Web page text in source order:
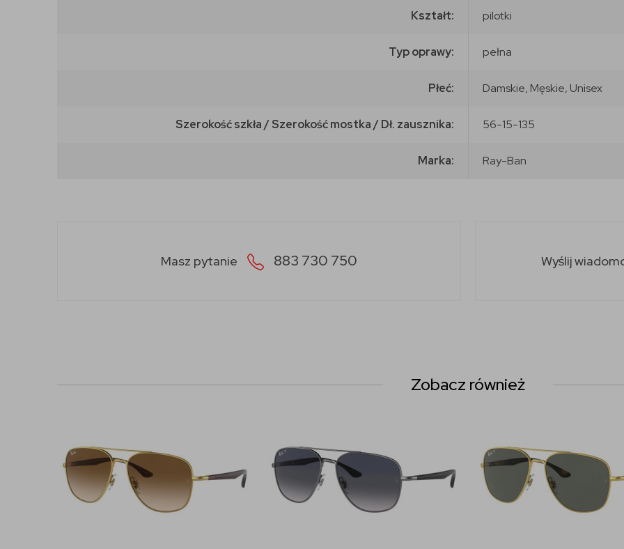
Kształt: pilotki
Typ oprawy: pełna
Płeć: Damskie, Męskie, Unisex
Szerokość szkła / Szerokość mostka / Dł. zausznika: 56-15-135
Marka: Ray-Ban
Masz pytanie 883 730 750 Wyślij
Zobacz również